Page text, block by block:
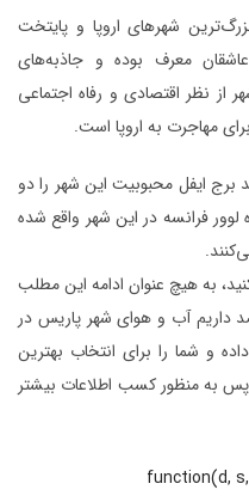
شهرهای اروپا و پایتخت
معرف بوده و جاذبه‌های
از نظر اقتصادی و رفاه اجتماعی
مهاجرت به اروپا است.
برج ایفل محبوبیت این شهر را دو
لوور فرانسه در این شهر واقع شده
به هیچ عنوان ادامه این مطلب
داریم آب و هوای شهر پاریس در
و شما را برای انتخاب بهترین
به منظور کسب اطلاعات بیشتر
(function(d,